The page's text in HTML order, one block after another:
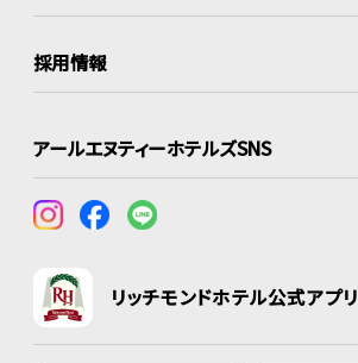
採用情報
アールエヌティーホテルズSNS
リッチモンドホテル公式アプリ